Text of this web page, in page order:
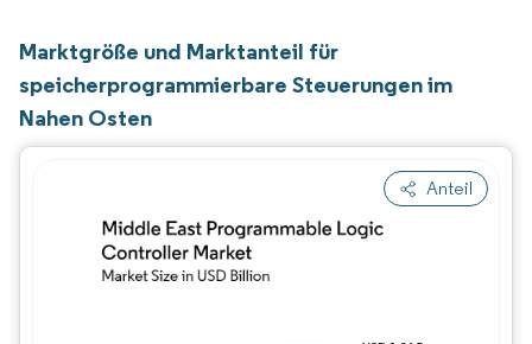
Marktgröße und Marktanteil für
speicherprogrammierbare Steuerungen im
Nahen Osten
Anteil